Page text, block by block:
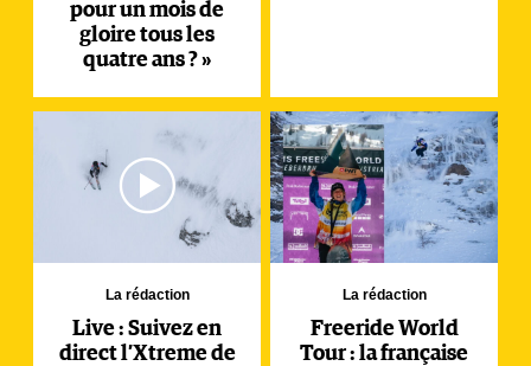
pour un mois de
gloire tous les
quatre ans ? »
La rédaction
Live : Suivez en
direct l’Xtreme de
La rédaction
Freeride World
Tour : la française